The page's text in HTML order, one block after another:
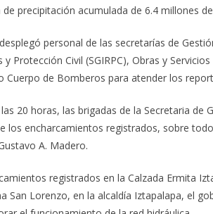
precipitación acumulada de 6.4 millones
personal de las secretarías de
Protección Civil (SGIRPC), Obras y
Cuerpo de Bomberos para atender los
20 horas, las brigadas de la Secretaria de
los encharcamientos registrados, sobre
A. Madero.
registrados en la Calzada Ermita
San Lorenzo, en la alcaldía Iztapalapa, el